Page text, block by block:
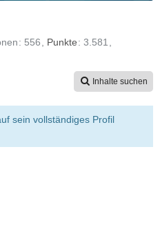
556 Punkte
3.581
Inhalte suchen
sein vollständiges Profil